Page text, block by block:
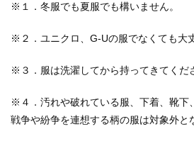
※１．冬服でも夏服でも構いません。
※２．ユニクロ、G-Uの服でなくても大
※３．服は洗濯してから持ってきてくだ
※４．汚れや破れている服、下着、靴下
戦争や紛争を連想する柄の服は対象外と